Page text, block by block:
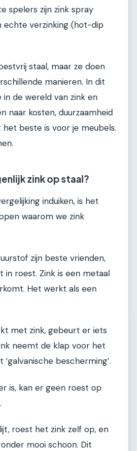
spelers zijn zink spray
echte verzinking (hot-dip
staal, maar ze doen
manieren. In dit
in de wereld van zink en
naar kosten, duurzaamheid
beste is voor je meubels.
zink op staal?
induiken, is het
waarom we zink
zijn beste vrienden,
in roest. Zink is een metaal
Het werkt als een
met zink, gebeurt er iets
neemt de klap voor het
bescherming’.
is, kan er geen roest op
roest het zink zelf op, en
mooi schoon. Dit